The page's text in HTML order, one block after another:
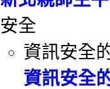
安全
資訊安全
資訊安全